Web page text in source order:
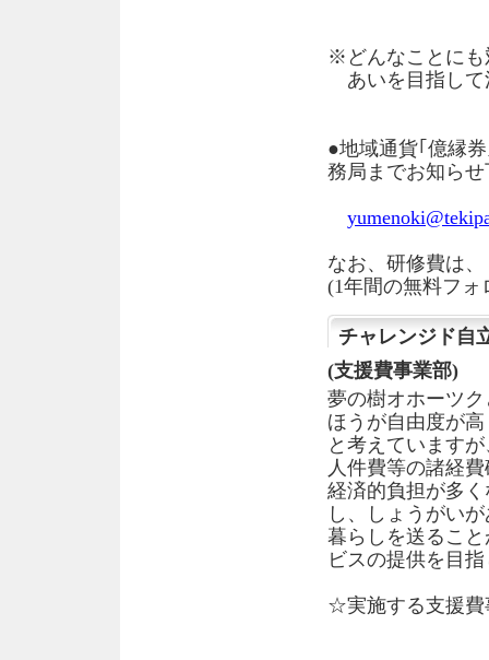
※どんなことにも
あいを目指して
●地域通貨｢億縁
務局までお知ら
なお、研修費は
(1年間の無料フ
チャレンジド
(支援費事業部)
夢の樹オホーツ
ほうが自由度が
と考えています
人件費等の諸経
経済的負担が多
し、しょうがい
暮らしを送るこ
ビスの提供を目
☆実施する支援費